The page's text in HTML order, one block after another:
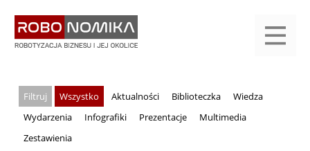
treści
yasne
main
menu
Wszystko
Aktualności Biblioteczka
Wiedza
Wydarzenia
Infografiki Prezentacje
Multimedia
Zestawienia